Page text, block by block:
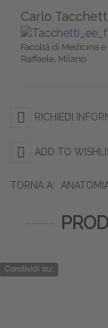
Carlo
Facoltà di Medicina
Raffaele, Milano
RICHIEDI
ADD TO
TORNA A:
Condividi su: